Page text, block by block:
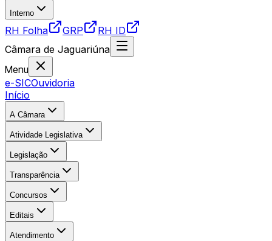
Interno
RH Folha GRP
RH ID
Câmara de Jaguariúna
Menu
e-SICOuvidoria
Início
A Câmara
Atividade Legislativa
Legislação
Transparência
Concursos
Editais
Atendimento